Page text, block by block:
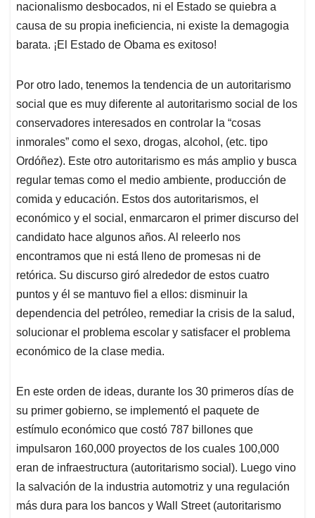
nacionalismo desbocados, ni el Estado se quiebra a
causa de su propia ineficiencia, ni existe la demagogia
barata. ¡El Estado de Obama es exitoso!
Por otro lado, tenemos la tendencia de un autoritarismo
social que es muy diferente al autoritarismo social de los
conservadores interesados en controlar la “cosas
inmorales” como el sexo, drogas, alcohol, (etc. tipo
Ordóñez). Este otro autoritarismo es más amplio y busca
regular temas como el medio ambiente, producción de
comida y educación. Estos dos autoritarismos, el
económico y el social, enmarcaron el primer discurso del
candidato hace algunos años. Al releerlo nos
encontramos que ni está lleno de promesas ni de
retórica. Su discurso giró alrededor de estos cuatro
puntos y él se mantuvo fiel a ellos: disminuir la
dependencia del petróleo, remediar la crisis de la salud,
solucionar el problema escolar y satisfacer el problema
económico de la clase media.
En este orden de ideas, durante los 30 primeros días de
su primer gobierno, se implementó el paquete de
estímulo económico que costó 787 billones que
impulsaron 160,000 proyectos de los cuales 100,000
eran de infraestructura (autoritarismo social). Luego vino
la salvación de la industria automotriz y una regulación
más dura para los bancos y Wall Street (autoritarismo